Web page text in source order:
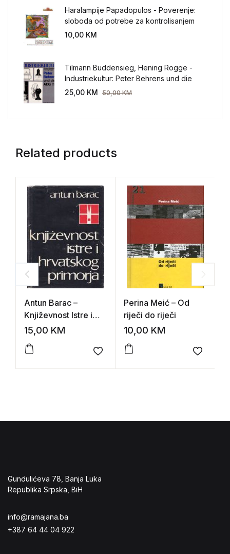
Haralampije Papadopulos - Poverenje:
sloboda od potrebe za kontrolisanjem
sveta
10,00 KM
Tilmann Buddensieg, Hening Rogge -
Industriekultur: Peter Behrens und die
AEG 1907-1914.
25,00 KM 50,00KM
Related products
Antun Barac –
Književnost Istre i
hrvatskog primorja
15,00 KM
Add to wishlist
Perina Meić – Od
riječi do riječi
10,00 KM
Add to
Gundulićeva 78, Banja Luka
Republika Srpska, BiH
info@ramajana.ba
+387 64 44 04 922